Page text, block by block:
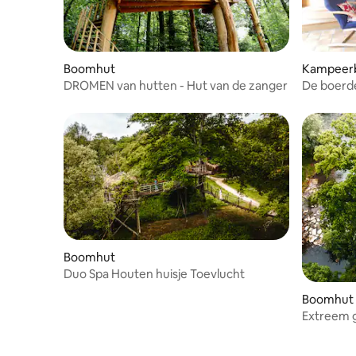
Boomhut
DROMEN van hutten - Hut van de zanger
De
Boomhut
Duo Spa Houten huisje Toevlucht
Boomhut
Extreem